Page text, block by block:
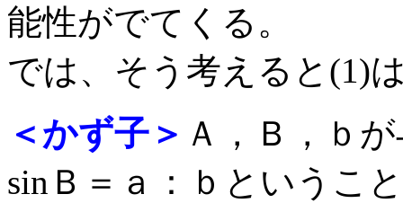
能性がでてくる。
では、そう考えると(1)
＜かず子＞ Ａ，Ｂ，ｂ
sinＢ＝ａ：ｂというこ